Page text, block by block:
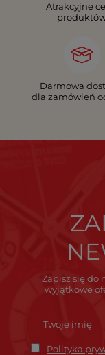
Atrakcyjne
Darmowa
dla zamówień
Zapisz się do
wyjątkowe
Polityka